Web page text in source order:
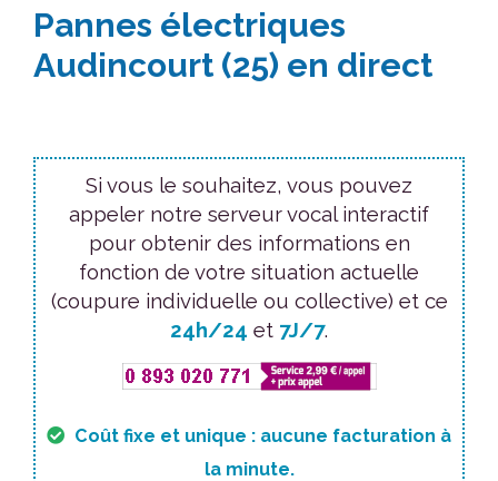
Pannes électriques
Audincourt (25) en direct
Si vous le souhaitez, vous pouvez
appeler notre serveur vocal interactif
pour obtenir des informations en
fonction de votre situation actuelle
(coupure individuelle ou collective) et ce
24h/24 et 7J/7.
Coût fixe et unique : aucune facturation à
la minute.